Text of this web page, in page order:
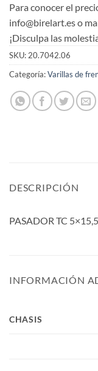
Para conocer el
info@birelart.es o
¡Disculpa las
SKU: 20.7042.06
Categoría:Varillas de
DESCRIPCIÓN
PASADOR TC 5×15,5
INFORMACIÓN
CHASIS